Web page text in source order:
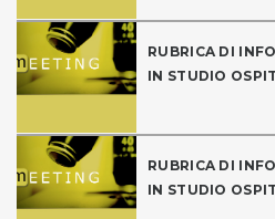
RUBRICA DI
IN STUDIO
RUBRICA DI
IN STUDIO